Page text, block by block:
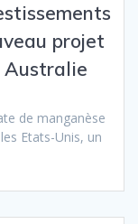
projet
Australie
de manganèse
Etats-Unis, un